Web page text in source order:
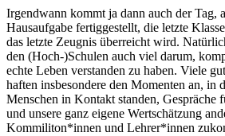
Irgendwann kommt ja dann auch der Tag,
Hausaufgabe fertiggestellt, die letzte
das letzte Zeugnis überreicht wird.
den (Hoch-)Schulen auch viel darum,
echte Leben verstanden zu haben. Viele
haften insbesondere den Momenten an, in
Menschen in Kontakt standen, Gespräche
und unsere ganz eigene Wertschätzung
Kommiliton*innen und Lehrer*innen